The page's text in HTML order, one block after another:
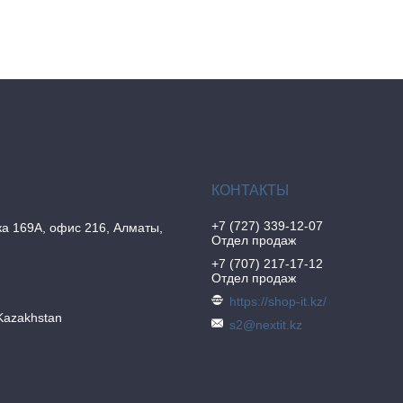
169А, офис 216, Алматы,
+7 (727) 339-12-07
Отдел продаж
+7 (707) 217-17-12
Отдел продаж
https://shop-it.kz/
s2@nextit.kz